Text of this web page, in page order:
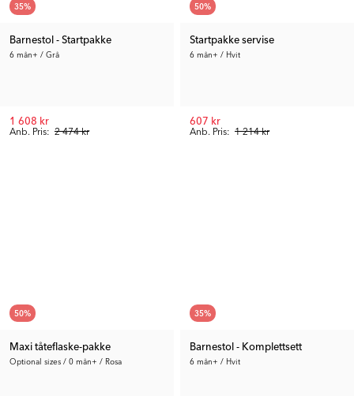
35%
Barnestol - Startpakke
6 mån+ / Grå
Anb. Pris: 2 474 kr
1 608 kr
50%
Startpakke servise
6 mån+ / Hvit
Anb. Pris: 1 214 kr
607 kr
50%
Maxi tåteflaske-pakke
Optional sizes / 0 mån+ / Rosa
35%
Barnestol - Komplettsett
6 mån+ / Hvit